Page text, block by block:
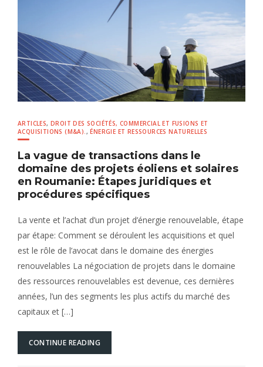
ARTICLES,DROIT DES SOCIÉTÉS, COMMERCIAL ET FUSIONS ET
ACQUISITIONS (M&A). ,ÉNERGIE ET RESSOURCES NATURELLES
La vague de transactions dans le
domaine des projets éoliens et solaires
en Roumanie: Étapes juridiques et
procédures spécifiques
La vente et l’achat d’un projet d’énergie renouvelable, étape
par étape: Comment se déroulent les acquisitions et quel
est le rôle de l’avocat dans le domaine des énergies
renouvelables La négociation de projets dans le domaine
des ressources renouvelables est devenue, ces dernières
années, l’un des segments les plus actifs du marché des
capitaux et […]
CONTINUE READING